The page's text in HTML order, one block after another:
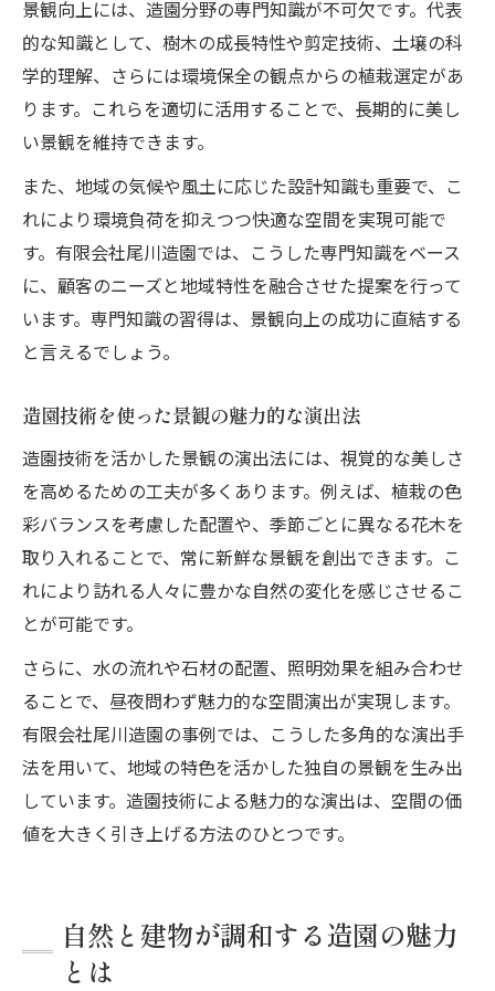
景観向上には、造園分野の専門知識が不可欠です。代表
的な知識として、樹木の成長特性や剪定技術、土壌の科
学的理解、さらには環境保全の観点からの植栽選定があ
ります。これらを適切に活用することで、長期的に美し
い景観を維持できます。
また、地域の気候や風土に応じた設計知識も重要で、こ
れにより環境負荷を抑えつつ快適な空間を実現可能で
す。有限会社尾川造園では、こうした専門知識をベース
に、顧客のニーズと地域特性を融合させた提案を行って
います。専門知識の習得は、景観向上の成功に直結する
と言えるでしょう。
造園技術を使った景観の魅力的な演出法
造園技術を活かした景観の演出法には、視覚的な美しさ
を高めるための工夫が多くあります。例えば、植栽の色
彩バランスを考慮した配置や、季節ごとに異なる花木を
取り入れることで、常に新鮮な景観を創出できます。こ
れにより訪れる人々に豊かな自然の変化を感じさせるこ
とが可能です。
さらに、水の流れや石材の配置、照明効果を組み合わせ
ることで、昼夜問わず魅力的な空間演出が実現します。
有限会社尾川造園の事例では、こうした多角的な演出手
法を用いて、地域の特色を活かした独自の景観を生み出
しています。造園技術による魅力的な演出は、空間の価
値を大きく引き上げる方法のひとつです。
自然と建物が調和する造園の魅力
とは